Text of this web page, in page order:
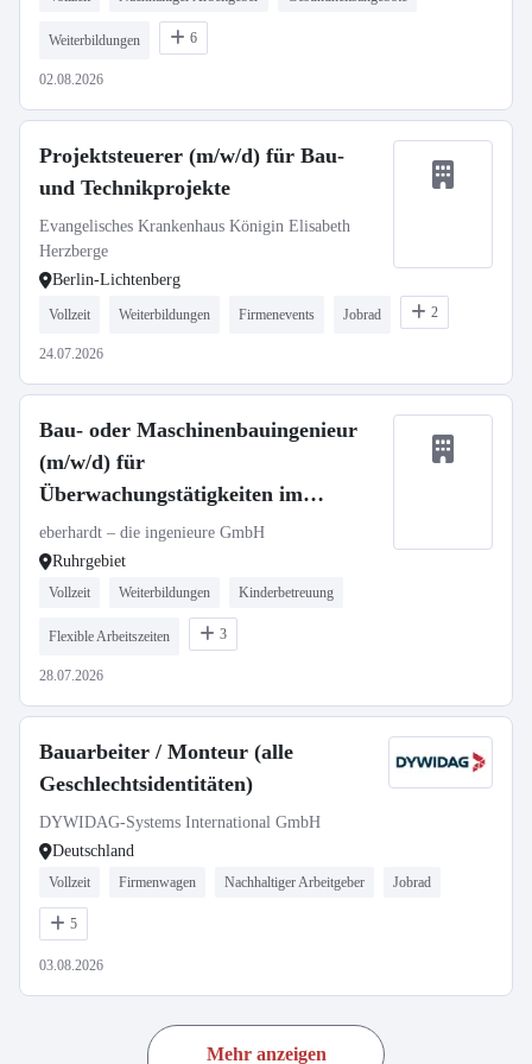
Weiterbildungen 6
02.08.2026
Projektsteuerer (m/w/d) für Bau-
und Technikprojekte
Evangelisches Krankenhaus Königin Elisabeth
Herzberge
Berlin-Lichtenberg
Vollzeit Weiterbildungen Firmenevents Jobrad 2
24.07.2026
Bau- oder Maschinenbauingenieur
(m/w/d) für
Überwachungstätigkeiten im
Bauwesen (Ruhrgebiet)
eberhardt – die ingenieure GmbH
Ruhrgebiet
Vollzeit Weiterbildungen Kinderbetreuung
Flexible Arbeitszeiten 3
28.07.2026
Bauarbeiter / Monteur (alle
Geschlechtsidentitäten)
DYWIDAG-Systems International GmbH
Deutschland
Vollzeit Firmenwagen Nachhaltiger Arbeitgeber Jobrad
5
03.08.2026
Mehr anzeigen